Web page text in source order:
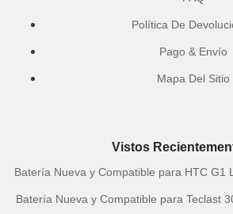
Política De
Pago & Envío
Mapa Del Sitio
Vistos
Batería Nueva y Compatible para HTC G1
Batería Nueva y Compatible para Teclast